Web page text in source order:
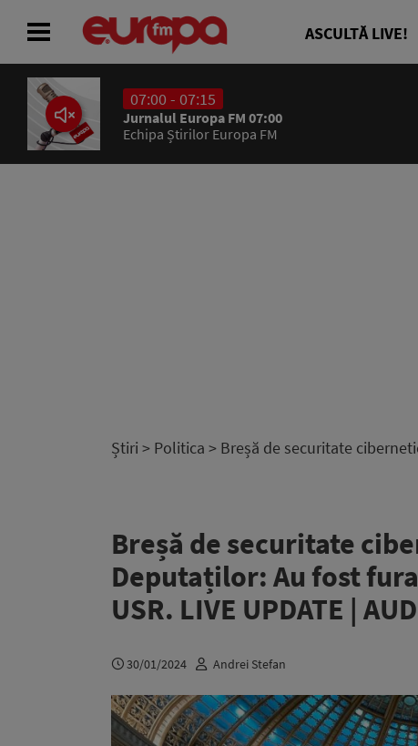
ASCULTĂ LIVE!
07:00 - 07:15
Jurnalul Europa FM 07:00
Echipa Știrilor Europa FM
Știri > Politica > Breșă de securitate
Breșă de securitate
Deputaților: Au fost
USR. LIVE UPDATE |
30/01/2024 Andrei Stefan
ACASĂ
ȘTIRI